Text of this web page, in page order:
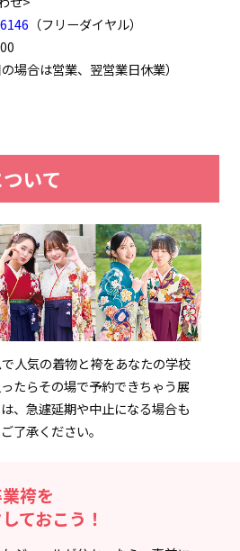
（フリーダイヤル）
場合は営業、翌営業日休業）
いて
人気の着物と袴をあなたの学校
たらその場で予約できちゃう展
、急遽延期や中止になる場合も
了承ください。
袴を
ておこう！